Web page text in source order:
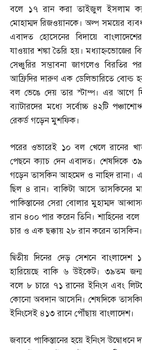
বলে ১৭ রান করা তাইজুল ইসলাম
মোহাম্মদ রিজওয়ানকে। অল্প সময়ের
এবাদত হোসেনের বিদায়ে
যাওয়ার শঙ্কা তৈরি হয়। মধ্যাহ্নভোজের
সেঞ্চুরির সম্ভাবনা জাগলেও বিরতির
আফ্রিদির দারুণ এক ডেলিভারিতে বোল্ড
বল ভেঙে দেয় তার স্টাম্প। এর আগে
ব্যাটারদের মধ্যে সর্বোচ্চ ৪২টি
রেকর্ড গড়েন মুশফিক।
পরের ওভারেই ১০ বল খেলে রানের
পেছনে ক্যাচ দেন এবাদত। শেষদিকে
গড়েন তাসকিন আহমেদ ও নাহিদ রানা।
ছিল ৪ রান। বাকিটা আসে তাসকিনের
পাকিস্তানের সেরা বোলার মুহাম্মদ
রান ৪০০ পার করেন তিনি। শাহিনের
চার ও এক ছক্কায় ২৮ রান করেন তাসকিন।
দ্বিতীয় দিনের দেড় সেশনে
হারিয়েছে বাকি ৬ উইকেট। ৩৯তম
বলে ৮ চারে ৭১ রানের ইনিংস এবং
কোনো অবদান আসেনি। শেষদিকে
ইনিংসেই ৪১৩ রানে পৌঁছায় বাংলাদেশ।
জবাবে পাকিস্তানের হয়ে ইনিংস